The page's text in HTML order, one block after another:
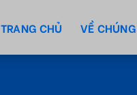
TRANG CHỦ VỀ